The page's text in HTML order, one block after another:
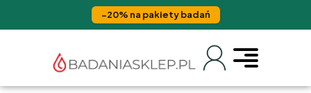
−20% na pakiety badań